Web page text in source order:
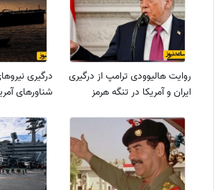
روایت هالیوودی ترامپ از درگیری
ایران و آمریکا در تنگه هرمز
درگیری
شناورهای